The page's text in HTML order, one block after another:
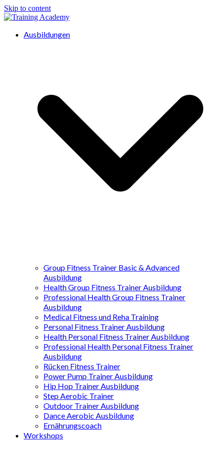
Skip to content
Ausbildungen
Group Fitness Trainer Basic & Advanced
Ausbildung
Health Group Fitness Trainer Ausbildung
Professional Health Group Fitness Trainer
Ausbildung
Medical Fitness und Reha Training
Personal Fitness Trainer Ausbildung
Health Personal Fitness Trainer Ausbildung
Professional Health Personal Fitness Trainer
Ausbildung
Rücken Fitness Trainer
Power Pump Trainer Ausbildung
Hip Hop Trainer Ausbildung
Step Aerobic Trainer
Outdoor Trainer Ausbildung
Dance Aerobic Ausbildung
Ernährungscoach
Workshops